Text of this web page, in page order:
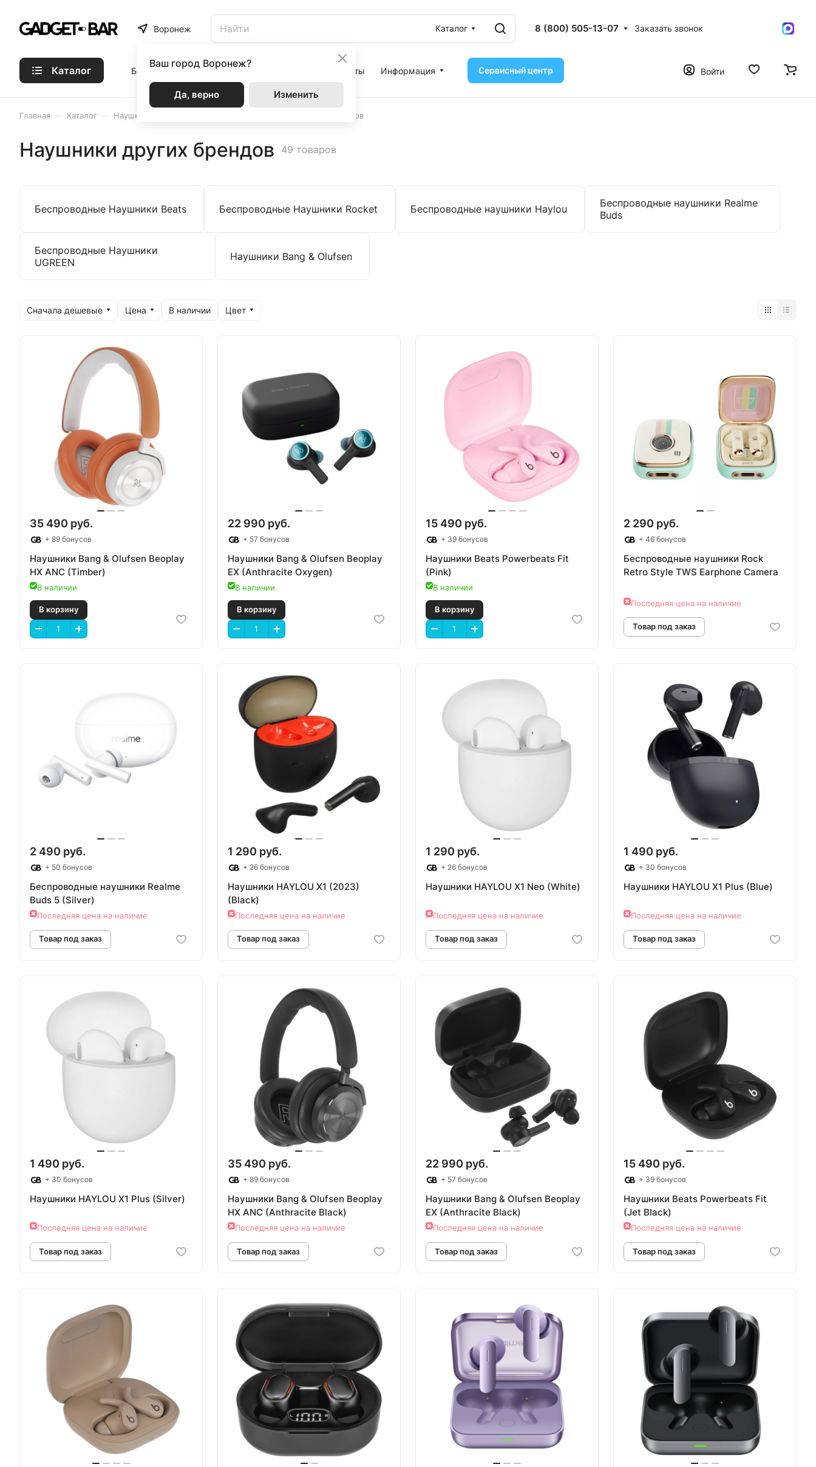
Воронеж
Ваш город Воронеж?
Да, верно Изменить
Каталог 8 (800) 505-13-07 Заказать звонок
Каталог Бренды Статьи Акции Контакты Информация Сервисный центр Войти
Главная Каталог Наушники и аудио Наушники других брендов
Наушники других брендов 49 товаров
Беспроводные Наушники Beats Беспроводные Наушники Rocket Беспроводные наушники Haylou
Беспроводные наушники Realme
Buds
Беспроводные Наушники
UGREEN
Наушники Bang & Olufsen
Сначала дешевые Цена В наличии Цвет
35 490 руб.
+ 89 бонусов
Наушники Bang & Olufsen Beoplay
HX ANC (Timber)
В наличии
22 990 руб.
+ 57 бонусов
Наушники Bang & Olufsen Beoplay
EX (Anthracite Oxygen)
В наличии
В корзину
15 490 руб.
+ 39 бонусов
Наушники Beats Powerbeats Fit
(Pink)
В наличии
В корзину
2 290 руб.
+ 46 бонусов
Беспроводные наушники Rock
Retro Style TWS Earphone Camera
Последняя цена на наличие
Товар под заказ
2 490 руб.
+ 50 бонусов
Беспроводные наушники Realme
Buds 5 (Silver)
Последняя цена на наличие
Товар под заказ
1 290 руб.
+ 26 бонусов
Наушники HAYLOU X1 (2023)
(Black)
Последняя цена на наличие
Товар под заказ
1 290 руб.
+ 26 бонусов
Наушники HAYLOU X1 Neo (White)
Последняя цена на наличие
Товар под заказ
1 490 руб.
+ 30 бонусов
Наушники HAYLOU X1 Plus (Blue)
Последняя цена на наличие
Товар под заказ
1 490 руб.
+ 30 бонусов
Наушники HAYLOU X1 Plus (Silver)
Последняя цена на наличие
Товар под заказ
35 490 руб.
+ 89 бонусов
Наушники Bang & Olufsen Beoplay
HX ANC (Anthracite Black)
Последняя цена на наличие
Товар под заказ
22 990 руб.
+ 57 бонусов
Наушники Bang & Olufsen Beoplay
EX (Anthracite Black)
Последняя цена на наличие
Товар под заказ
15 490 руб.
+ 39 бонусов
Наушники Beats Powerbeats Fit
(Jet Black)
Последняя цена на наличие
Товар под заказ